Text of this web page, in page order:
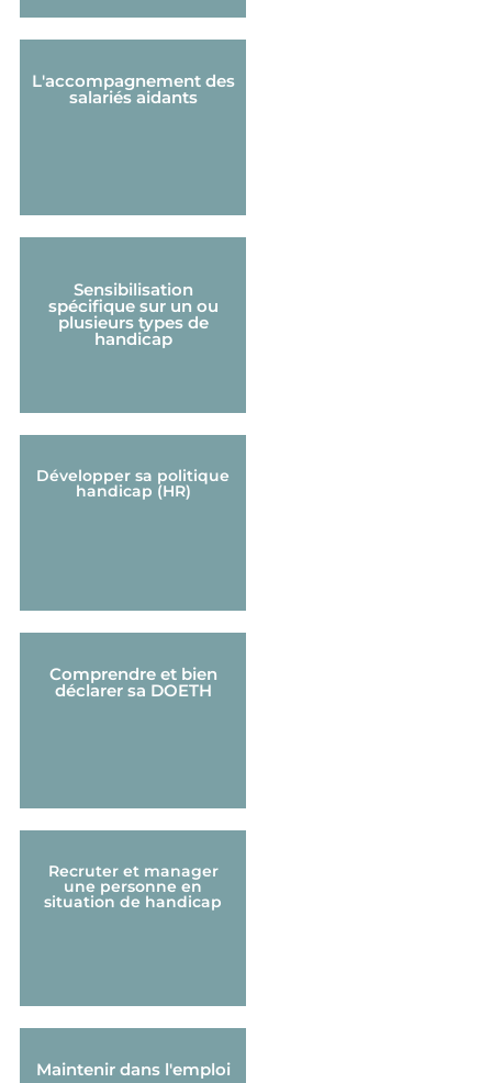
L'accompagnement des
salariés aidants
Sensibilisation
spécifique sur un ou
plusieurs types de
handicap
Développer sa politique
handicap (HR)
Comprendre et bien
déclarer sa DOETH
Recruter et manager
une personne en
situation de handicap
Maintenir dans l'emploi